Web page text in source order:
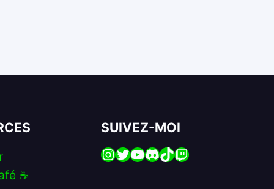
☕️
SUIVEZ-MOI
Instagram
Twitter
YouTube
Discord
TikTok
Twitch